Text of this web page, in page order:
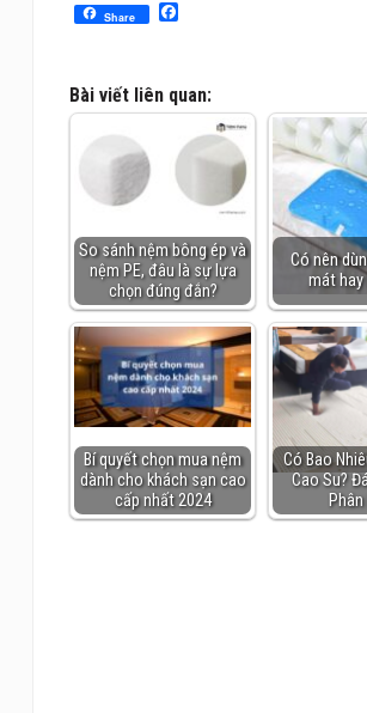
Share Facebook
Bài viết liên quan:
So sánh nệm bông ép và
nệm PE, đâu là sự lựa
chọn đúng đắn?
Có nên
mát hay
Bí quyết chọn mua nệm
dành cho khách sạn cao
cấp nhất 2024
Có Bao
Cao Su?